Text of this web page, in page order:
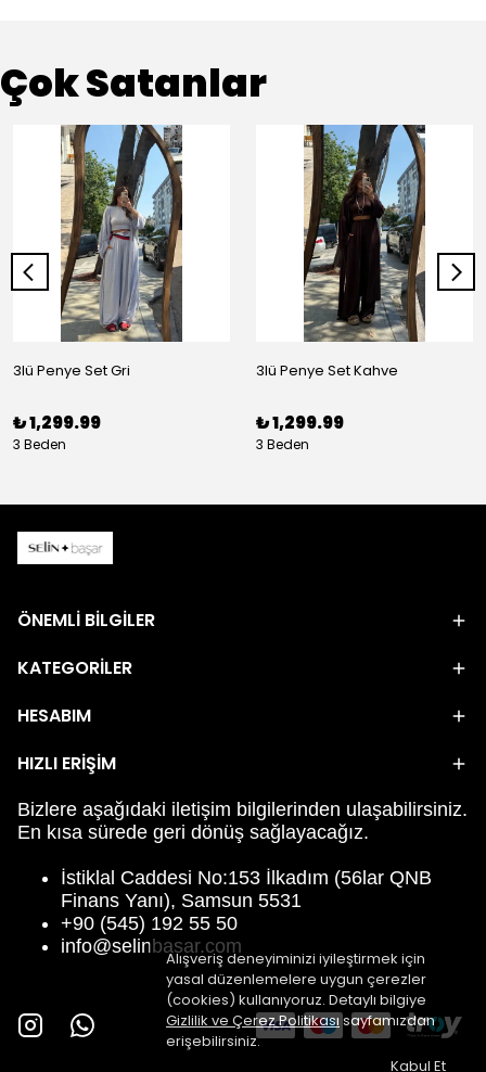
Alışveriş deneyiminizi iyileştirmek için
yasal düzenlemelere uygun çerezler
(cookies) kullanıyoruz. Detaylı bilgiye
Gizlilik ve Çerez Politikasısayfamızdan
erişebilirsiniz.
Kabul Et
Çok Satanlar
3lü Penye Set Gri
₺ 1,299.99
3 Beden
3lü Penye Set Kahve
₺ 1,299.99
3 Beden
ÖNEMLİ BİLGİLER
KATEGORİLER
HESABIM
HIZLI ERİŞİM
Bizlere aşağıdaki iletişim bilgilerinden ulaşabilirsiniz.
En kısa sürede geri dönüş sağlayacağız.
İstiklal Caddesi No:153 İlkadım (56lar QNB
Finans Yanı), Samsun 5531
+90 (545) 192 55 50
info@selinbasar.com